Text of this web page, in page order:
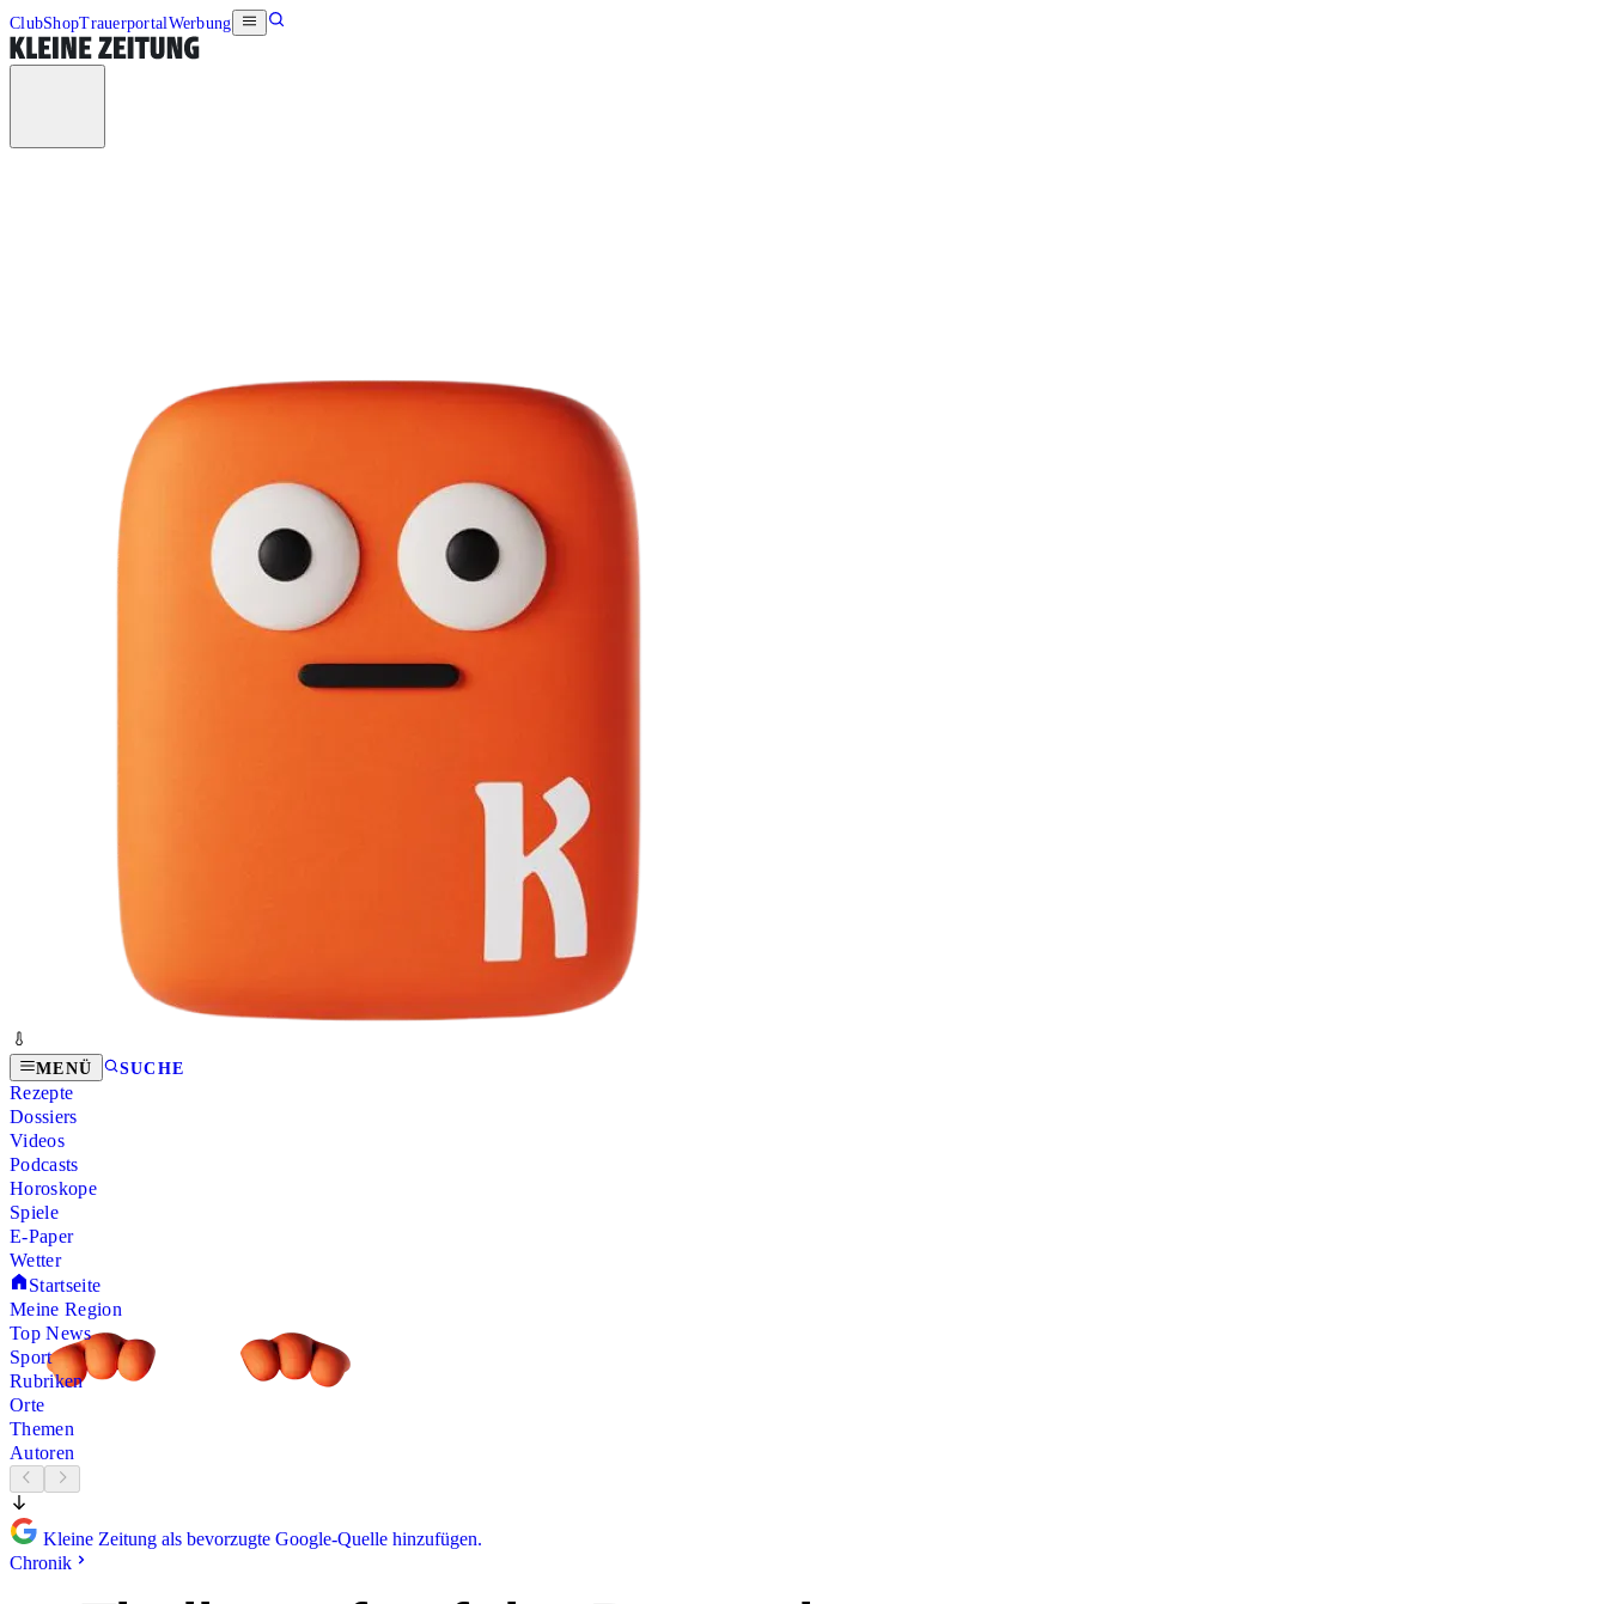
ClubShopTrauerportalWerbung
MENÜ SUCHE
Rezepte
Dossiers
Videos
Podcasts
Horoskope
Spiele
E-Paper
Wetter
Startseite
Meine Region
Top News
Sport
Rubriken
Orte
Themen
Autoren
Kleine Zeitung als bevorzugte Google-Quelle hinzufügen.
Chronik